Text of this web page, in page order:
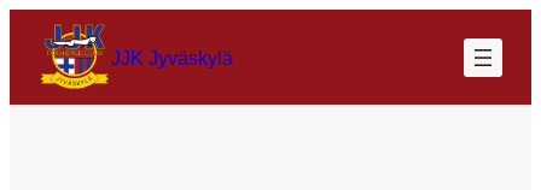
JJK Jyväskylä